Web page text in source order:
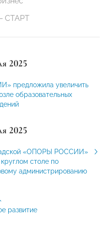
СТАРТ
2025
предложила увеличить
образовательных
2025
«ОПОРЫ РОССИИ»
столе по
администрированию
развитие